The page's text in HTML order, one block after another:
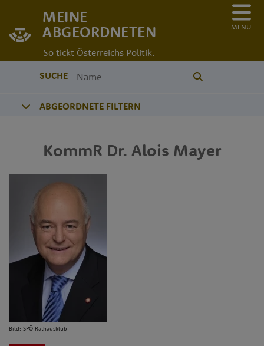
MEINE
ABGEORDNETEN
So tickt Österreichs Politik.
MENÜ
SUCHE
ABGEORDNETE FILTERN
KommR Dr. Alois Mayer
Bild: SPÖ Rathausklub